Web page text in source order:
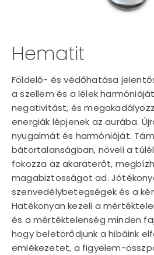
Hematit
Földelő- és védőhatása
a szellem és a lélek
negativitást, és
energiák lépjenek az aurába.
nyugalmát és harmóniáját.
bátortalanságban, növeli a
fokozza az akaraterőt,
magabiztosságot ad.
szenvedélybetegségek és a
Hatékonyan kezeli a
és a mértéktelenség minden
hogy beletörődjünk a hibáink
emlékezetet, a figyelem-